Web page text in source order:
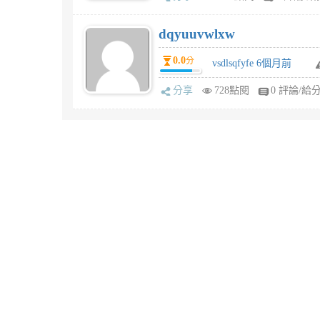
dqyuuvwlxw
0.0分 vsdlsqfyfe 6個月前
分享 728點閱 0 評論/給